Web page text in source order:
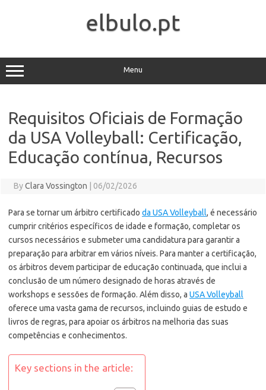
elbulo.pt
Menu
Requisitos Oficiais de Formação
da USA Volleyball: Certificação,
Educação contínua, Recursos
ByClara Vossington 06/02/2026
Para se tornar um árbitro certificado da USA Volleyball, é necessário
cumprir critérios específicos de idade e formação, completar os
cursos necessários e submeter uma candidatura para garantir a
preparação para arbitrar em vários níveis. Para manter a certificação,
os árbitros devem participar de educação continuada, que inclui a
conclusão de um número designado de horas através de
workshops e sessões de formação. Além disso, a USA Volleyball
oferece uma vasta gama de recursos, incluindo guias de estudo e
livros de regras, para apoiar os árbitros na melhoria das suas
competências e conhecimentos.
Key sections in the article: